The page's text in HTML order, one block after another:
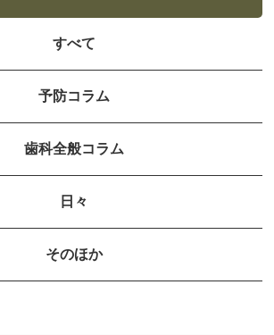
すべて
予防コラム
歯科全般コラム
日々
そのほか